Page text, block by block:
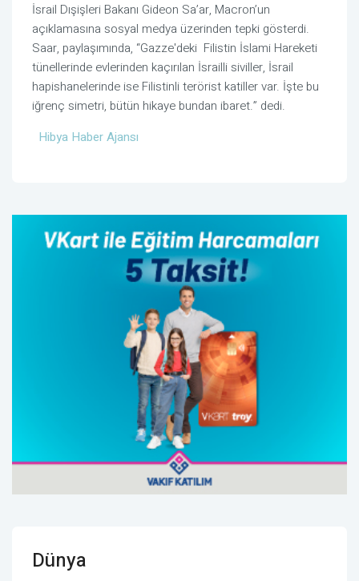
İsrail Dışişleri Bakanı Gideon Sa’ar, Macron’un
açıklamasına sosyal medya üzerinden tepki gösterdi.
Saar, paylaşımında, “Gazze'deki Filistin İslami Hareketi
tünellerinde evlerinden kaçırılan İsrailli siviller, İsrail
hapishanelerinde ise Filistinli terörist katiller var. İşte bu
iğrenç simetri, bütün hikaye bundan ibaret.” dedi.
Hibya Haber Ajansı
Dünya